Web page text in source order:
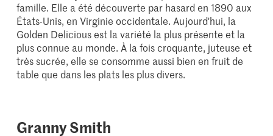
famille. Elle a été découverte par hasard en 1890 aux
États-Unis, en Virginie occidentale. Aujourd'hui, la
Golden Delicious est la variété la plus présente et la
plus connue au monde. À la fois croquante, juteuse et
très sucrée, elle se consomme aussi bien en fruit de
table que dans les plats les plus divers.
Granny Smith